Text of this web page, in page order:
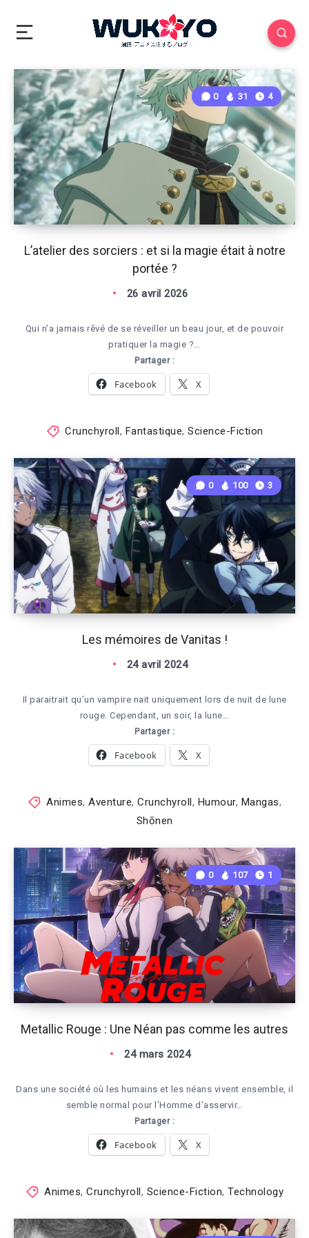
L’atelier des sorciers : et si la magie était à notre
portée ?
0 31 4
26 avril 2026
Qui n’a jamais rêvé de se réveiller un beau jour, et de pouvoir
pratiquer la magie ?…
Partager :
Facebook X
Crunchyroll , Fantastique, Science-Fiction
Les mémoires de Vanitas !
0 100 3
24 avril 2024
Il paraitrait qu’un vampire nait uniquement lors de nuit de lune
rouge. Cependant, un soir, la lune…
Partager :
Facebook X
Animes,Aventure,Crunchyroll , Humour, Mangas,
Shōnen
Metallic Rouge : Une Néan pas comme les autres
0 107 1
24 mars 2024
Dans une société où les humains et les néans vivent ensemble, il
semble normal pour l’Homme d’asservir…
Partager :
Facebook X
Animes,Crunchyroll , Science-Fiction,Technology